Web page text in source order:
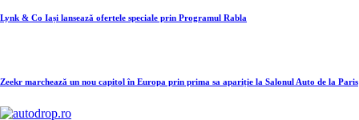
Lynk & Co Iași lansează ofertele speciale prin Programul Rabla
Zeekr marchează un nou capitol în Europa prin prima sa apariție la Salonul Auto de la Paris